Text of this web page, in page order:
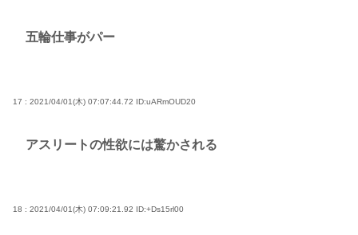
五輪仕事がパー
17 : 2021/04/01(木) 07:07:44.72 ID:uARmOUD20
アスリートの性欲には驚かされる
18 : 2021/04/01(木) 07:09:21.92 ID:+Ds15rl00